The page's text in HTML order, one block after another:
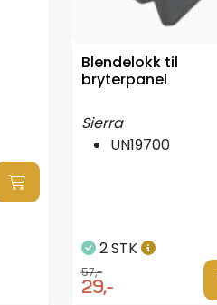
Blendelokk til
bryterpanel
Sierra
UN19700
2 STK
57,-
29,-